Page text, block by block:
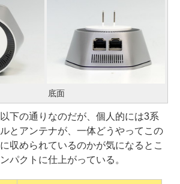
底面
下の通りなのだが、個人的には3系
とアンテナが、一体どうやってこの
収められているのかが気になるとこ
パクトに仕上がっている。